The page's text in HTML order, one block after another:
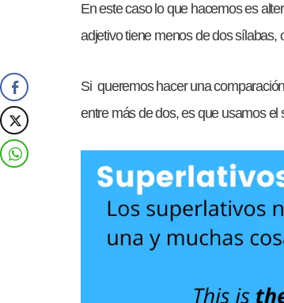
En este caso lo que hacemos es
adjetivo tiene menos de dos sílabas,
Si queremos hacer una
entre más de dos, es que usamos